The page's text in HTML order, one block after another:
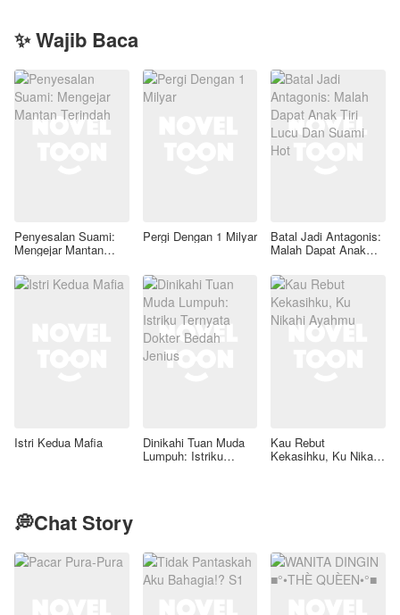
✨ Wajib Baca
Penyesalan Suami:
Mengejar Mantan
Pergi Dengan 1 Milyar Batal Jadi Antagonis:
Malah Dapat Anak
Hot
Istri Kedua Mafia Dinikahi Tuan Muda
Lumpuh: Istriku
Kau Rebut
Kekasihku, Ku Nikahi
💭Chat Story